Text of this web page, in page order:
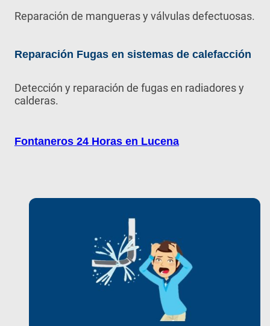
Reparación de mangueras y válvulas defectuosas.
Reparación Fugas en sistemas de calefacción
Detección y reparación de fugas en radiadores y
calderas.
Fontaneros 24 Horas en Lucena